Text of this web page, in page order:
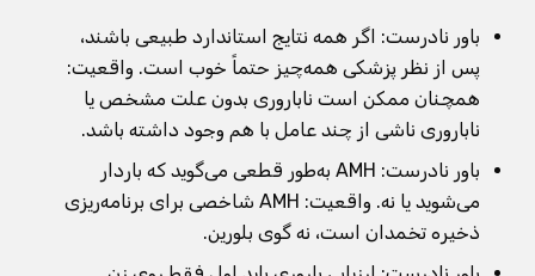
باور نادرست: اگر همه نتایج استاندارد طبیعی باشند،
پس از نظر پزشکی همه‌چیز حتماً خوب است. واقعیت:
همچنان ممکن است ناباروری بدون علت مشخص یا
ناباروری ناشی از چند عامل با هم وجود داشته باشد.
باور نادرست: AMH به‌طور قطعی می‌گوید که باردار
می‌شوید یا نه. واقعیت: AMH شاخصی برای برنامه‌ریزی
ذخیره تخمدان است، نه گوی بلورین.